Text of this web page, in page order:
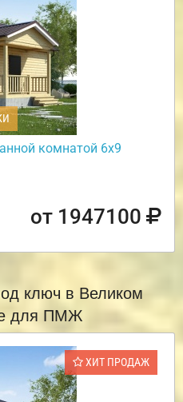
комнатой 6х9
от 1947100
ключ в Великом
для ПМЖ
ХИТ ПРОДАЖ